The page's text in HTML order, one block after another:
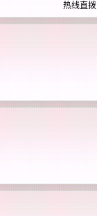
热线直拨